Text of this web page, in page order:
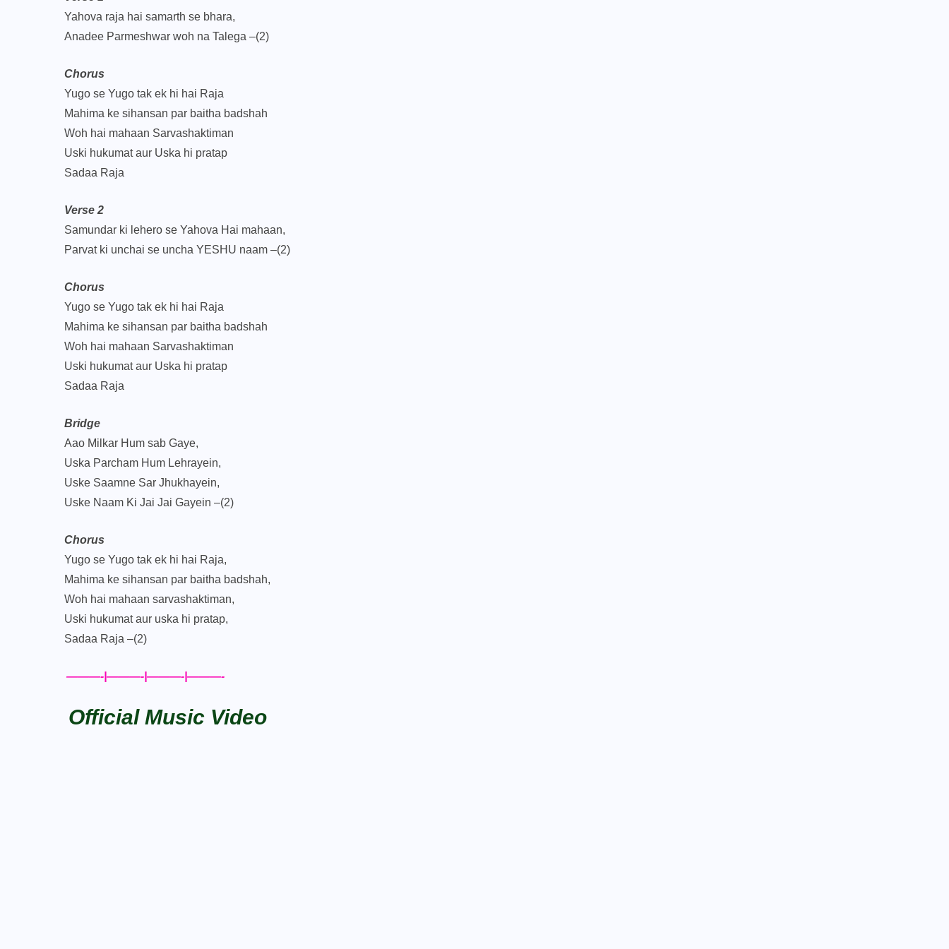
Yahova raja hai samarth se bhara,
Anadee Parmeshwar woh na Talega –(2)
Chorus
Yugo se Yugo tak ek hi hai Raja
Mahima ke sihansan par baitha badshah
Woh hai mahaan Sarvashaktiman
Uski hukumat aur Uska hi pratap
Sadaa Raja
Verse 2
Samundar ki lehero se Yahova Hai mahaan,
Parvat ki unchai se uncha YESHU naam –(2)
Chorus
Yugo se Yugo tak ek hi hai Raja
Mahima ke sihansan par baitha badshah
Woh hai mahaan Sarvashaktiman
Uski hukumat aur Uska hi pratap
Sadaa Raja
Bridge
Aao Milkar Hum sab Gaye,
Uska Parcham Hum Lehrayein,
Uske Saamne Sar Jhukhayein,
Uske Naam Ki Jai Jai Gayein –(2)
Chorus
Yugo se Yugo tak ek hi hai Raja,
Mahima ke sihansan par baitha badshah,
Woh hai mahaan sarvashaktiman,
Uski hukumat aur uska hi pratap,
Sadaa Raja –(2)
———-|———-|———-|———-
Official Music Video